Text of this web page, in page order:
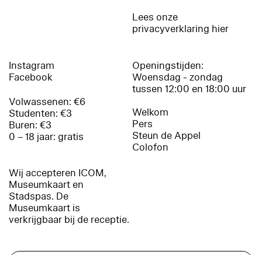
Lees onze
privacyverklaring hier
Instagram
Facebook
Volwassenen: €6
Studenten: €3
Buren: €3
0 – 18 jaar: gratis
Wij accepteren ICOM,
Museumkaart en
Stadspas. De
Museumkaart is
verkrijgbaar bij de receptie.
Openingstijden:
Woensdag - zondag
tussen 12:00 en 18:00 uur
Welkom
Pers
Steun de Appel
Colofon